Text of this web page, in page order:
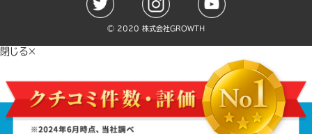
©️ 2020 株式会社GROWTH
閉じる×